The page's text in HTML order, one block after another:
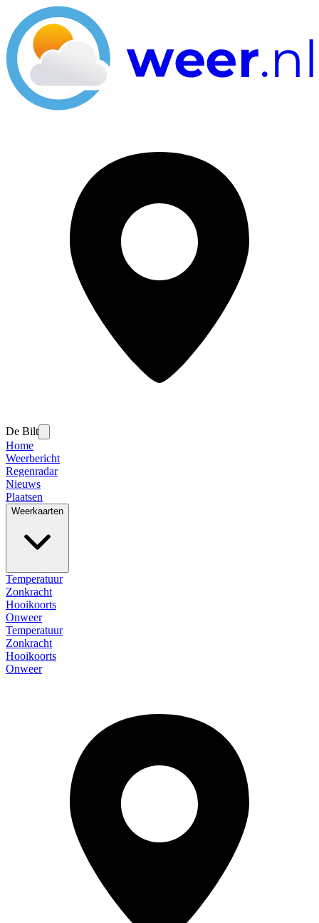
De Bilt
Home
Weerbericht
Regenradar
Nieuws
Plaatsen
Weerkaarten
Temperatuur
Zonkracht
Hooikoorts
Onweer
Temperatuur
Zonkracht
Hooikoorts
Onweer